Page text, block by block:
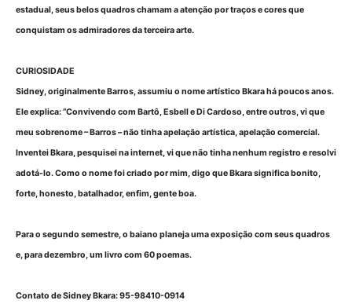
estadual, seus belos quadros chamam a atenção por traços e cores que
conquistam os admiradores da terceira arte.
CURIOSIDADE
Sidney, originalmente Barros, assumiu o nome artístico Bkara há poucos anos.
Ele explica: “Convivendo com Bartô, Esbell e Di Cardoso, entre outros, vi que
meu sobrenome – Barros – não tinha apelação artística, apelação comercial.
Inventei Bkara, pesquisei na internet, vi que não tinha nenhum registro e resolvi
adotá-lo. Como o nome foi criado por mim, digo que Bkara significa bonito,
forte, honesto, batalhador, enfim, gente boa.
Para o segundo semestre, o baiano planeja uma exposição com seus quadros
e, para dezembro, um livro com 60 poemas.
Contato de Sidney Bkara: 95-98410-0914